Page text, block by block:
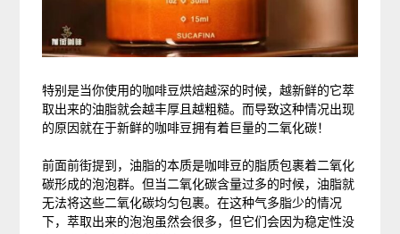
特别是当你使用的咖啡豆烘焙越深的时候，越新鲜的它萃
取出来的油脂就会越丰厚且越粗糙。而导致这种情况出现
的原因就在于新鲜的咖啡豆拥有着巨量的二氧化碳！
前面前街提到，油脂的本质是咖啡豆的脂质包裹着二氧化
碳形成的泡泡群。但当二氧化碳含量过多的时候，油脂就
无法将这些二氧化碳均匀包裹。在这种气多脂少的情况
下，萃取出来的泡泡虽然会很多，但它们会因为稳定性没